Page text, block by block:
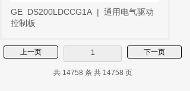
GE DS200LDCCG1A | 通用电气驱动
控制板
上一页 1 下一页
共 14758 条 共 14758 页